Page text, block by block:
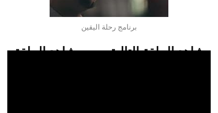
برنامج رحلة اليقين
شاهد الحلقة التالية
شاهد الحلقة